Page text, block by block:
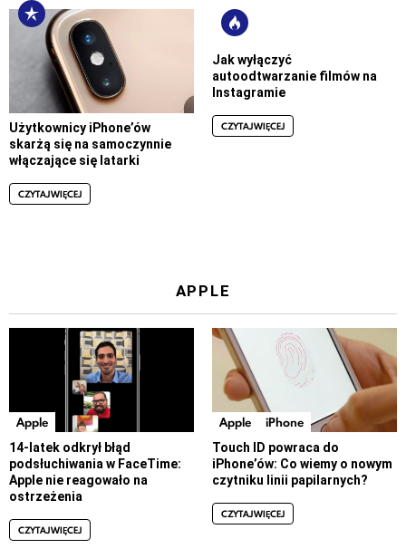
Użytkownicy iPhone’ów
skarżą się na samoczynnie
włączające się latarki
CZYTAJ WIĘCEJ
Jak wyłączyć
autoodtwarzanie filmów na
Instagramie
CZYTAJ WIĘCEJ
APPLE
Apple
14-latek odkrył błąd
podsłuchiwania w FaceTime:
Apple nie reagowało na
ostrzeżenia
CZYTAJ WIĘCEJ
Apple iPhone
Touch ID powraca do
iPhone’ów: Co wiemy o nowym
czytniku linii papilarnych?
CZYTAJ WIĘCEJ